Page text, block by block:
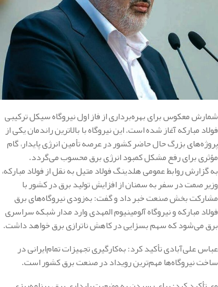
شمارش معکوس برای بهره‌برداری از فاز اول نیروگاه سیکل ترکیبی
فولاد مبارکه آغاز شده است. این نیروگاه با بالاترین راندمان یکی از
پروژه‌های بزرگ حال حاضر کشور در عرصه تأمین انرژی پایدار، گام
مؤثری برای رفع مشکل کمبود انرژی برق محسوب می‌گردد.
به گزارش روابط عمومی هلدینگ فولاد متیل به نقل از فولاد مبارکه،
وزیر صمت در سفر به سمنان از افزایش تولید برق در کشور با
مشارکت بخش صنعت خبر داد و گفت: به‌زودی نیروگاه‌های برق
فولاد مبارکه و نیروگاه آلومینیوم المهدی وارد مدار شبکه سراسری
برق می‌شود که سهم بسزایی در کاهش ناترازی برق خواهد داشت.
عباس علی‌آبادی تأکید کرد: به‌کارگیری تجهیزات تمام‌ایرانی در
ساخت نیروگاه‌ها مهم‌ترین رویداد در صنعت برق کشور است.